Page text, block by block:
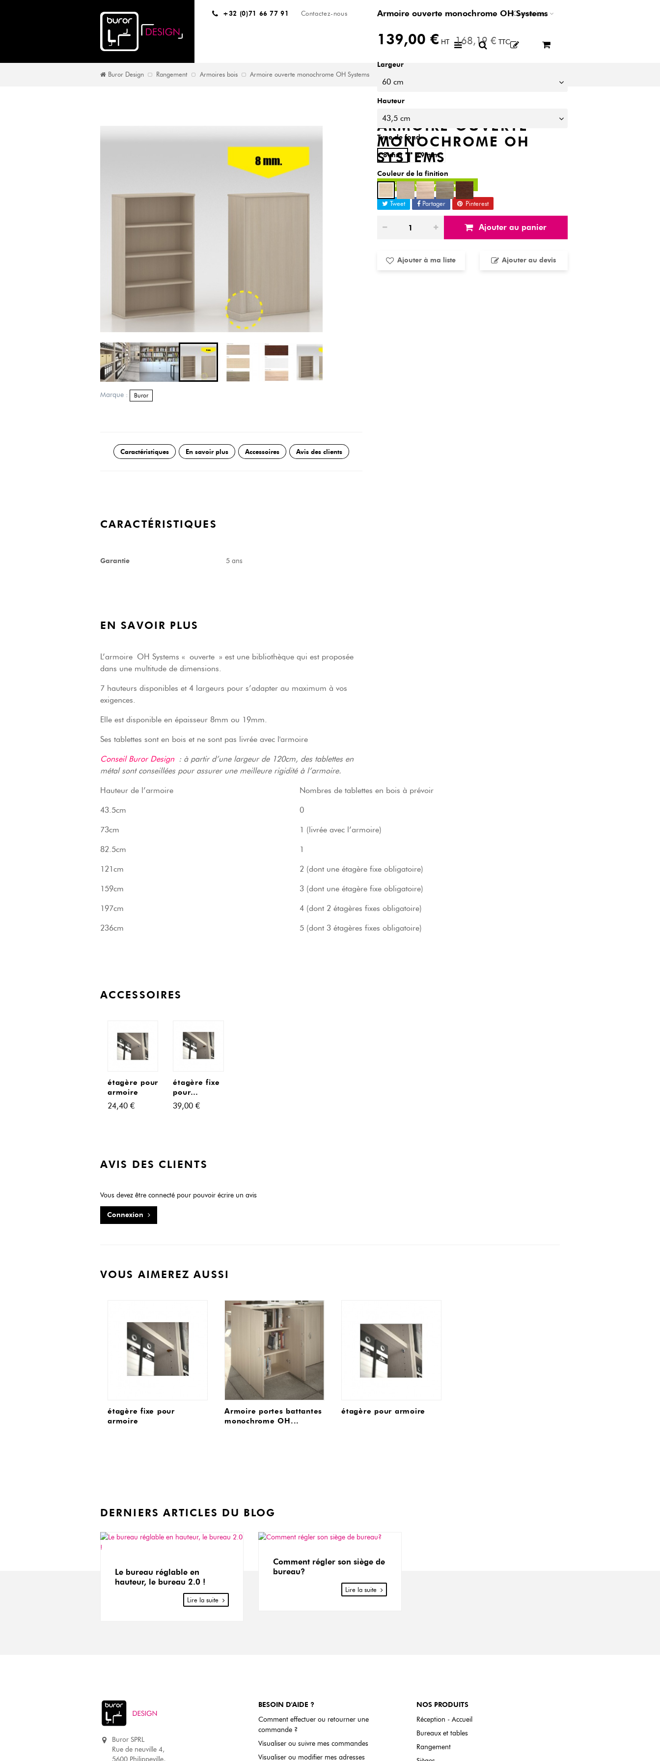
+32 (0)71 66 77 91 Contactez-nous Connexion
Buror Design Rangement Armoires bois Armoire ouverte monochrome OH Systems
ARMOIRE OUVERTE
MONOCHROME OH
SYSTEMS
Marque : Buror
Délais de livraison 3 semaines
Tweet Partager Pinterest
Armoire ouverte monochrome OH Systems
139,00 € HT 168,19 € TTC
Largeur
60 cm
Hauteur
43,5 cm
Type de fond
8 mm 19 mm
Couleur de la finition
Ajouter au panier
Ajouter à ma liste Ajouter au devis
Caractéristiques En savoir plus Accessoires Avis des clients
CARACTÉRISTIQUES
Garantie 5 ans
EN SAVOIR PLUS
L’armoire OH Systems « ouverte » est une bibliothèque qui est proposée
dans une multitude de dimensions.
7 hauteurs disponibles et 4 largeurs pour s’adapter au maximum à vos
exigences.
Elle est disponible en épaisseur 8mm ou 19mm.
Ses tablettes sont en bois et ne sont pas livrée avec l'armoire
Conseil Buror Design : à partir d’une largeur de 120cm, des tablettes en
métal sont conseillées pour assurer une meilleure rigidité à l’armoire.
Hauteur de l’armoire Nombres de tablettes en bois à prévoir
43.5cm 0
73cm 1 (livrée avec l’armoire)
82.5cm 1
121cm 2 (dont une étagère fixe obligatoire)
159cm 3 (dont une étagère fixe obligatoire)
197cm 4 (dont 2 étagères fixes obligatoire)
236cm 5 (dont 3 étagères fixes obligatoire)
ACCESSOIRES
étagère pour
armoire
24,40 €
étagère fixe
pour
armoire
39,00 €
AVIS DES CLIENTS
Vous devez être connecté pour pouvoir écrire un avis
Connexion
VOUS AIMEREZ AUSSI
étagère fixe pour
armoire
Armoire portes battantes
monochrome OH...
étagère pour armoire
DERNIERS ARTICLES DU BLOG
Le bureau réglable en
hauteur, le bureau 2.0 !
Lire la suite
Comment régler son siège de
bureau?
Lire la suite
Buror SPRL
Rue de neuville 4,
BESOIN D'AIDE ?
Comment effectuer ou retourner une
commande ?
Visualiser ou suivre mes commandes
Visualiser ou modifier mes adresses
NOS PRODUITS
Réception - Accueil
Bureaux et tables
Rangement